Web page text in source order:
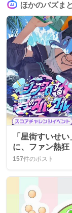
ほかのバズま
「星街すいせ
に、ファン熱狂
157件のポスト